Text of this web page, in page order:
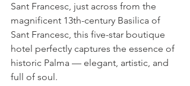
Sant Francesc, just across from the
magnificent 13th-century Basilica of
Sant Francesc, this five-star boutique
hotel perfectly captures the essence of
historic Palma — elegant, artistic, and
full of soul.